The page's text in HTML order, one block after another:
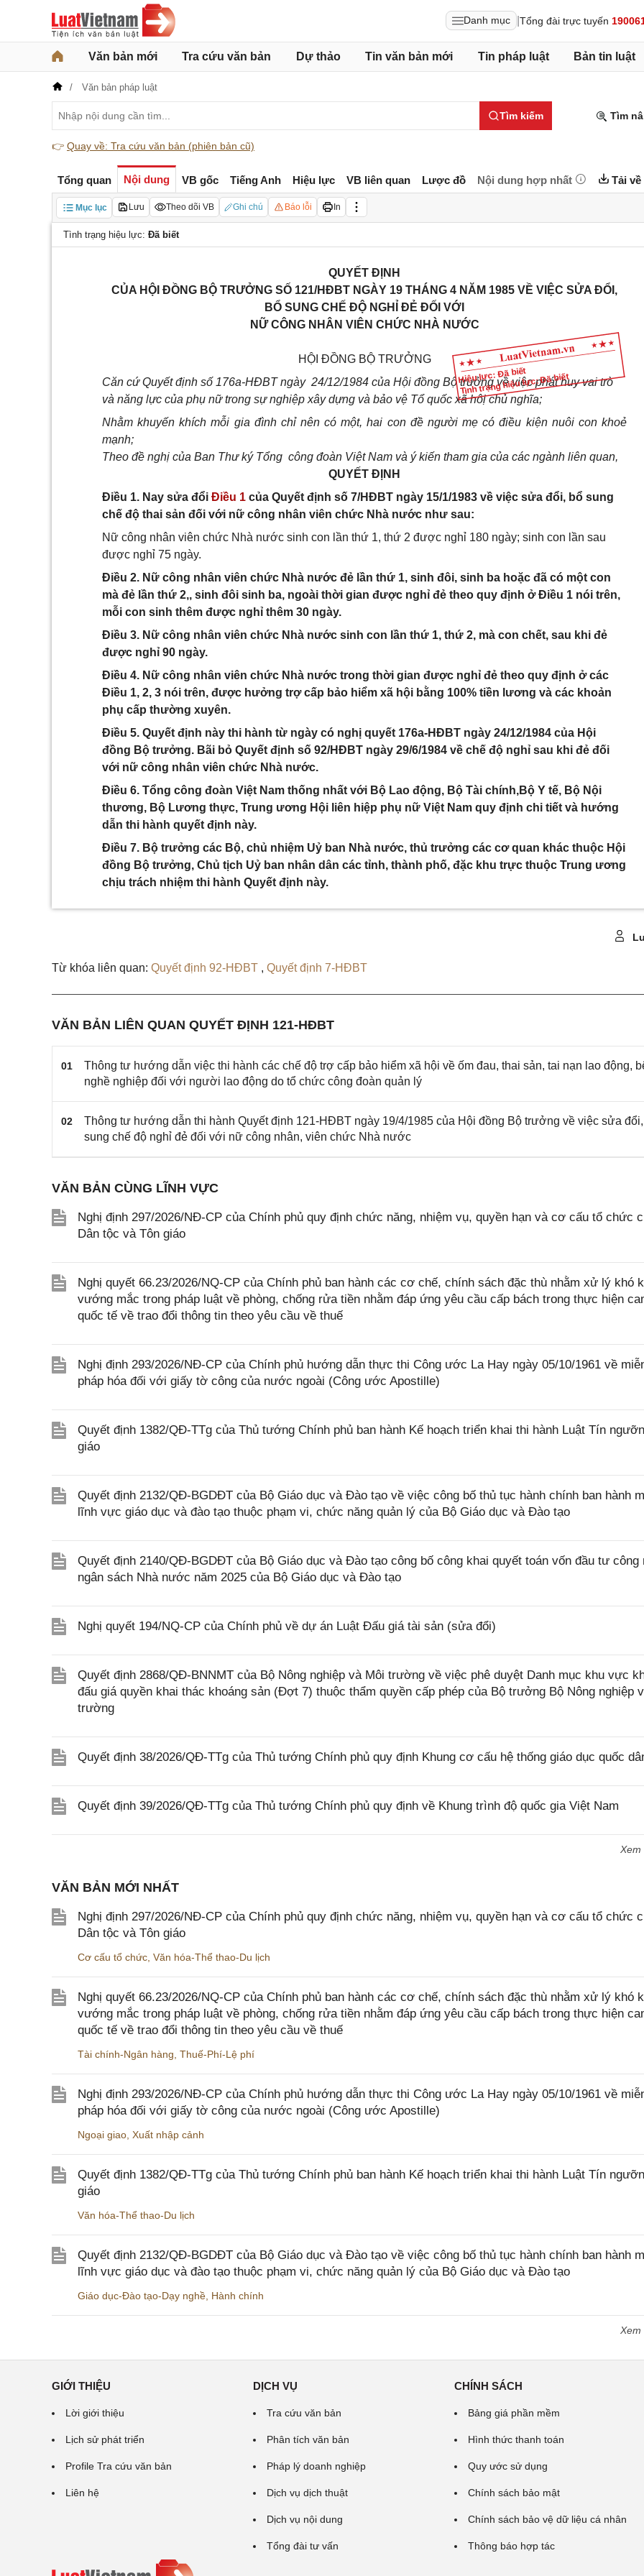
Danh mục Tổng đài trực tuyến
Văn bản mới Tra cứu văn bản Dự thảo Tin văn bản mới Tin pháp luật Bản tin luật
Văn bản pháp luật
Tìm kiếm Tìm
👉 Quay về: Tra cứu văn bản (phiên bản cũ)
Tổng quan Nội dung VB gốc Tiếng Anh Hiệu lực VB liên quan Lược đồ Nội dung hợp nhất Tải về
Mục lục Lưu Theo dõi VB Ghi chú Báo lỗi In
Tình trạng hiệu lực: Đã biết
Hiệu lực: Đã biết
Tình trạng hiệu lực: Đã biết
QUYẾT ĐỊNH
CỦA HỘI ĐỒNG BỘ TRƯỞNG SỐ 121/HĐBT NGÀY 19 THÁNG 4 NĂM 1985 VỀ VIỆC SỬA ĐỔI,
BỔ SUNG CHẾ ĐỘ NGHỈ ĐẺ ĐỐI VỚI
NỮ CÔNG NHÂN VIÊN CHỨC NHÀ NƯỚC
HỘI ĐỒNG BỘ TRƯỞNG
Căn cứ Quyết định số 176a-HĐBT ngày 24/12/1984 của Hội đồng Bộ trưởng về việc phát huy vai trò
và năng lực của phụ nữ trong sự nghiệp xây dựng và bảo vệ Tổ quốc xã hôị chủ nghĩa;
Nhằm khuyến khích mỗi gia đình chỉ nên có một, hai con đề người mẹ có điều kiện nuôi con khoẻ
mạnh;
Theo đề nghị của Ban Thư ký Tổng công đoàn Việt Nam và ý kiến tham gia của các ngành liên quan,
QUYẾT ĐỊNH
Điều 1. Nay sửa đổi Điều 1 của Quyết định số 7/HĐBT ngày 15/1/1983 về việc sửa đổi, bổ sung
chế độ thai sản đối với nữ công nhân viên chức Nhà nước như sau:
Nữ công nhân viên chức Nhà nước sinh con lần thứ 1, thứ 2 được nghỉ 180 ngày; sinh con lần sau
được nghỉ 75 ngày.
Điều 2. Nữ công nhân viên chức Nhà nước đẻ lần thứ 1, sinh đôi, sinh ba hoặc đã có một con
mà đẻ lần thứ 2,, sinh đôi sinh ba, ngoài thời gian được nghỉ đẻ theo quy định ở Điều 1 nói trên,
mỗi con sinh thêm được nghỉ thêm 30 ngày.
Điều 3. Nữ công nhân viên chức Nhà nước sinh con lần thứ 1, thứ 2, mà con chết, sau khi đẻ
được nghỉ 90 ngày.
Điều 4. Nữ công nhân viên chức Nhà nước trong thời gian được nghỉ đẻ theo quy định ở các
Điều 1, 2, 3 nói trên, được hưởng trợ cấp bảo hiểm xã hội bằng 100% tiền lương và các khoản
phụ cấp thường xuyên.
Điều 5. Quyết định này thi hành từ ngày có nghị quyết 176a-HĐBT ngày 24/12/1984 của Hội
đồng Bộ trưởng. Bãi bỏ Quyết định số 92/HĐBT ngày 29/6/1984 về chế độ nghỉ sau khi đẻ đối
với nữ công nhân viên chức Nhà nước.
Điều 6. Tổng công đoàn Việt Nam thống nhất với Bộ Lao động, Bộ Tài chính,Bộ Y tế, Bộ Nội
thương, Bộ Lương thực, Trung ương Hội liên hiệp phụ nữ Việt Nam quy định chi tiết và hướng
dẫn thi hành quyết định này.
Điều 7. Bộ trưởng các Bộ, chủ nhiệm Uỷ ban Nhà nước, thủ trưởng các cơ quan khác thuộc Hội
đồng Bộ trưởng, Chủ tịch Uỷ ban nhân dân các tỉnh, thành phố, đặc khu trực thuộc Trung ương
chịu trách nhiệm thi hành Quyết định này.
Từ khóa liên quan: Quyết định 92-HĐBT , Quyết định 7-HĐBT
VĂN BẢN LIÊN QUAN QUYẾT ĐỊNH 121-HĐBT
01
Thông tư hướng dẫn việc thi hành các chế độ trợ cấp bảo hiểm xã hội về ốm đau, thai sản, tai nạn lao động,
nghề nghiệp đối với người lao động do tổ chức công đoàn quản lý
02
Thông tư hướng dẫn thi hành Quyết định 121-HĐBT ngày 19/4/1985 của Hội đồng Bộ trưởng về việc sửa
sung chế độ nghỉ đẻ đối với nữ công nhân, viên chức Nhà nước
VĂN BẢN CÙNG LĨNH VỰC
Nghị định 297/2026/NĐ-CP của Chính phủ quy định chức năng, nhiệm vụ, quyền hạn và cơ cấu tổ chức
Dân tộc và Tôn giáo
Nghị quyết 66.23/2026/NQ-CP của Chính phủ ban hành các cơ chế, chính sách đặc thù nhằm xử lý khó
vướng mắc trong pháp luật về phòng, chống rửa tiền nhằm đáp ứng yêu cầu cấp bách trong thực hiện
quốc tế về trao đổi thông tin theo yêu cầu về thuế
Nghị định 293/2026/NĐ-CP của Chính phủ hướng dẫn thực thi Công ước La Hay ngày 05/10/1961 về
pháp hóa đối với giấy tờ công của nước ngoài (Công ước Apostille)
Quyết định 1382/QĐ-TTg của Thủ tướng Chính phủ ban hành Kế hoạch triển khai thi hành Luật Tín
giáo
Quyết định 2132/QĐ-BGDĐT của Bộ Giáo dục và Đào tạo về việc công bố thủ tục hành chính ban hành
lĩnh vực giáo dục và đào tạo thuộc phạm vi, chức năng quản lý của Bộ Giáo dục và Đào tạo
Quyết định 2140/QĐ-BGDĐT của Bộ Giáo dục và Đào tạo công bố công khai quyết toán vốn đầu tư công
ngân sách Nhà nước năm 2025 của Bộ Giáo dục và Đào tạo
Nghị quyết 194/NQ-CP của Chính phủ về dự án Luật Đấu giá tài sản (sửa đổi)
Quyết định 2868/QĐ-BNNMT của Bộ Nông nghiệp và Môi trường về việc phê duyệt Danh mục khu vực
đấu giá quyền khai thác khoáng sản (Đợt 7) thuộc thẩm quyền cấp phép của Bộ trưởng Bộ Nông nghiệp
trường
Quyết định 38/2026/QĐ-TTg của Thủ tướng Chính phủ quy định Khung cơ cấu hệ thống giáo dục quốc
Quyết định 39/2026/QĐ-TTg của Thủ tướng Chính phủ quy định về Khung trình độ quốc gia Việt Nam
VĂN BẢN MỚI NHẤT
Nghị định 297/2026/NĐ-CP của Chính phủ quy định chức năng, nhiệm vụ, quyền hạn và cơ cấu tổ chức
Dân tộc và Tôn giáo
Cơ cấu tổ chức Văn hóa-Thể thao-Du lịch
Nghị quyết 66.23/2026/NQ-CP của Chính phủ ban hành các cơ chế, chính sách đặc thù nhằm xử lý khó
vướng mắc trong pháp luật về phòng, chống rửa tiền nhằm đáp ứng yêu cầu cấp bách trong thực hiện
quốc tế về trao đổi thông tin theo yêu cầu về thuế
Tài chính-Ngân hàng Thuế-Phí-Lệ phí
Nghị định 293/2026/NĐ-CP của Chính phủ hướng dẫn thực thi Công ước La Hay ngày 05/10/1961 về
pháp hóa đối với giấy tờ công của nước ngoài (Công ước Apostille)
Ngoại giao Xuất nhập cảnh
Quyết định 1382/QĐ-TTg của Thủ tướng Chính phủ ban hành Kế hoạch triển khai thi hành Luật Tín
giáo
Văn hóa-Thể thao-Du lịch
Quyết định 2132/QĐ-BGDĐT của Bộ Giáo dục và Đào tạo về việc công bố thủ tục hành chính ban hành
lĩnh vực giáo dục và đào tạo thuộc phạm vi, chức năng quản lý của Bộ Giáo dục và Đào tạo
Giáo dục-Đào tạo-Dạy nghề Hành chính
GIỚI THIỆU
Lời giới thiệu
Lịch sử phát triển
Profile Tra cứu văn bản
Liên hệ
DỊCH VỤ
Tra cứu văn bản
Phân tích văn bản
Pháp lý doanh nghiệp
Dịch vụ dịch thuật
Dịch vụ nội dung
Tổng đài tư vấn
CHÍNH SÁCH
Bảng giá phần mềm
Hình thức thanh toán
Quy ước sử dụng
Chính sách bảo mật
Chính sách bảo vệ dữ liệu cá nhân
Thông báo hợp tác